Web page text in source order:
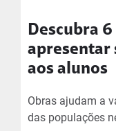
Descubra
apresentar
aos alunos
Obras ajudam a
das populações